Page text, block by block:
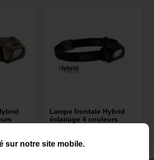
sur notre site mobile.
Lampe frontale Hybrid
éclairage 4 couleurs